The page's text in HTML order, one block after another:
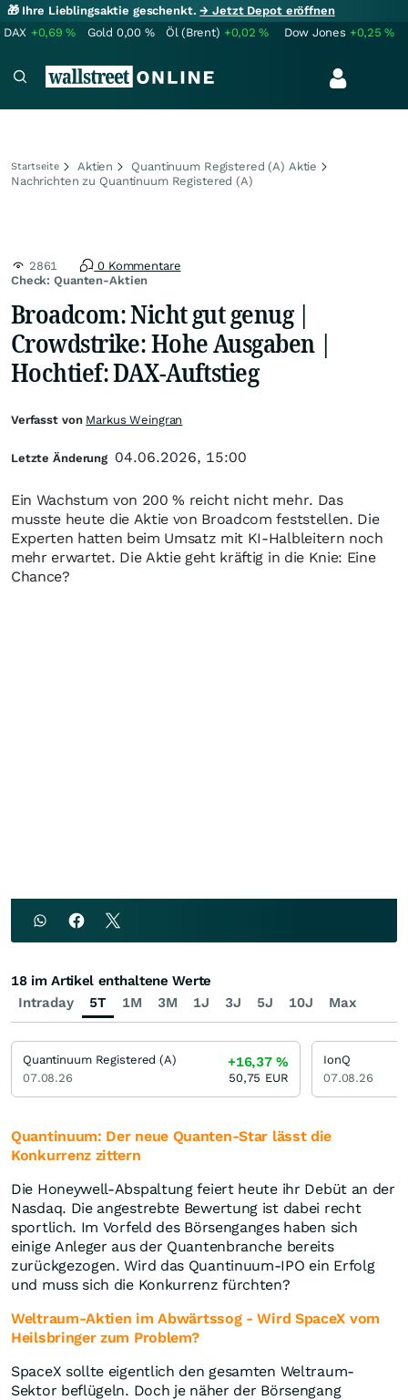
🎁 Ihre Lieblingsaktie geschenkt.→ Jetzt Depot eröffnen
DAX +0,69% Gold 0,00 % Öl (Brent) +0,02% Dow Jones +0,25%
Startseite Aktien
Quantinuum Registered (A) Aktie
Nachrichten zu Quantinuum Registered (A)
Check: Quanten-Aktien
2861 0 Kommentare
Broadcom: Nicht gut genug |
Crowdstrike: Hohe Ausgaben |
Hochtief: DAX-Auftstieg
Ein Wachstum von 200 % reicht nicht mehr. Das
musste heute die Aktie von Broadcom feststellen. Die
Experten hatten beim Umsatz mit KI-Halbleitern noch
mehr erwartet. Die Aktie geht kräftig in die Knie: Eine
Chance?
Quantinuum: Der neue Quanten-Star lässt die
Konkurrenz zittern
Die Honeywell-Abspaltung feiert heute ihr Debüt an der
Nasdaq. Die angestrebte Bewertung ist dabei recht
sportlich. Im Vorfeld des Börsenganges haben sich
einige Anleger aus der Quantenbranche bereits
zurückgezogen. Wird das Quantinuum-IPO ein Erfolg
und muss sich die Konkurrenz fürchten?
Weltraum-Aktien im Abwärtssog - Wird SpaceX vom
Heilsbringer zum Problem?
SpaceX sollte eigentlich den gesamten Weltraum-
Sektor beflügeln. Doch je näher der Börsengang
Verfasst von Markus Weingran
Letzte Änderung 04.06.2026, 15:00
Intraday 5T 1M 3M 1J 3J 5J 10J Max
18 im Artikel enthaltene Werte
Quantinuum Registered (A)
07.08.26
+16,37%
50,75 EUR
IonQ
07.08.26